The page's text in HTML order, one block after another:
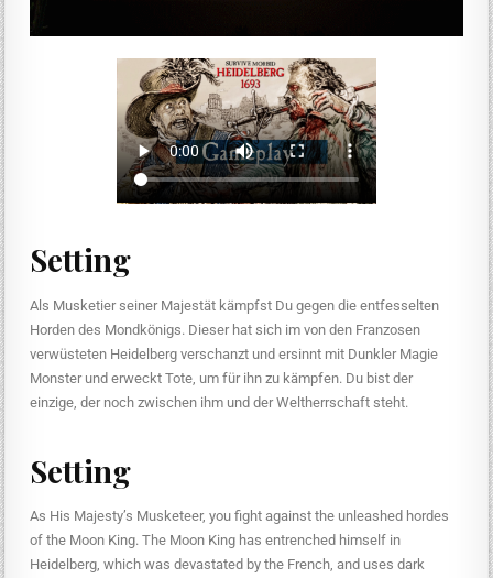
Setting
Als Musketier seiner Majestät kämpfst Du gegen die entfesselten
Horden des Mondkönigs. Dieser hat sich im von den Franzosen
verwüsteten Heidelberg verschanzt und ersinnt mit Dunkler Magie
Monster und erweckt Tote, um für ihn zu kämpfen. Du bist der
einzige, der noch zwischen ihm und der Weltherrschaft steht.
Setting
As His Majesty’s Musketeer, you fight against the unleashed hordes
of the Moon King. The Moon King has entrenched himself in
Heidelberg, which was devastated by the French, and uses dark